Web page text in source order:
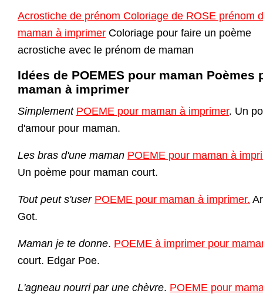
Acrostiche de prénom Coloriage de ROSE prénom
maman à imprimer Coloriage pour faire un poème
acrostiche avec le prénom de maman
Idées de POEMES pour maman Poèmes
maman à imprimer
Simplement POEME pour maman à imprimer. Un
d'amour pour maman.
Les bras d'une maman POEME pour maman à
Un poème pour maman court.
Tout peut s'user POEME pour maman à imprimer.
Got.
Maman je te donne. POEME à imprimer pour
court. Edgar Poe.
L'agneau nourri par une chèvre. POEME pour